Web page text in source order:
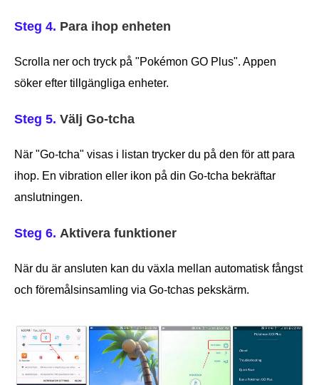
Steg 4. Para ihop enheten
Scrolla ner och tryck på "Pokémon GO Plus". Appen
söker efter tillgängliga enheter.
Steg 5. Välj Go-tcha
När "Go-tcha" visas i listan trycker du på den för att para
ihop. En vibration eller ikon på din Go-tcha bekräftar
anslutningen.
Steg 6. Aktivera funktioner
När du är ansluten kan du växla mellan automatisk fångst
och föremålsinsamling via Go-tchas pekskärm.